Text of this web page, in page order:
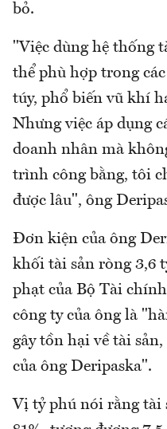
bỏ.
"Việc dùng hệ thống
thể phù hợp trong
túy, phổ biến vũ khí
Nhưng việc áp dụng
doanh nhân mà
trình công bằng, tôi
được lâu", ông
Đơn kiện của ông
khối tài sản ròng 3,6
phạt của Bộ Tài
công ty của ông là
gây tồn hại về tài
của ông Deripaska".
Vị tỷ phú nói rằng tài